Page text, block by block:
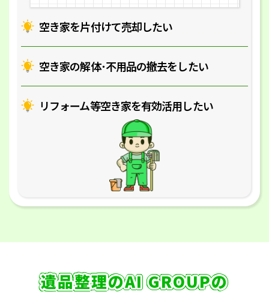
空き家を片付けて売却したい
空き家の解体･不用品の撤去をしたい
リフォーム等空き家を有効活用したい
遺品整理のAI GROUPの